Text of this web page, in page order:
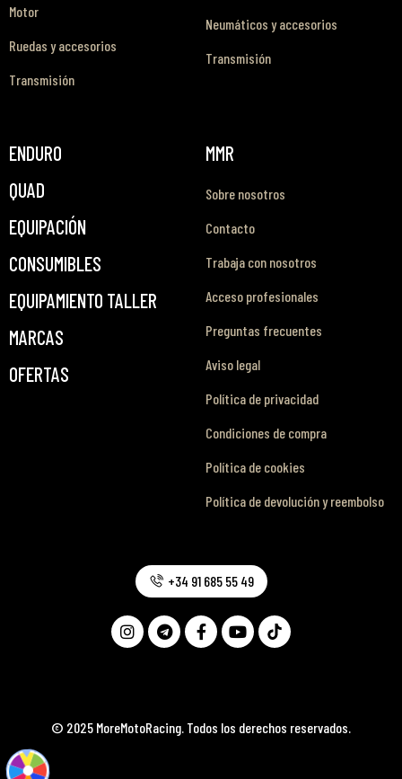
Motor
Ruedas y accesorios
Transmisión
Neumáticos y accesorios
Transmisión
ENDURO
QUAD
EQUIPACIÓN
CONSUMIBLES
EQUIPAMIENTO TALLER
MARCAS
OFERTAS
MMR
Sobre nosotros
Contacto
Trabaja con nosotros
Acceso profesionales
Preguntas frecuentes
Aviso legal
Política de privacidad
Condiciones de compra
Política de cookies
Política de devolución y reembolso
© 2025 MoreMotoRacing. Todos los derechos reservados.
+34 91 685 55 49